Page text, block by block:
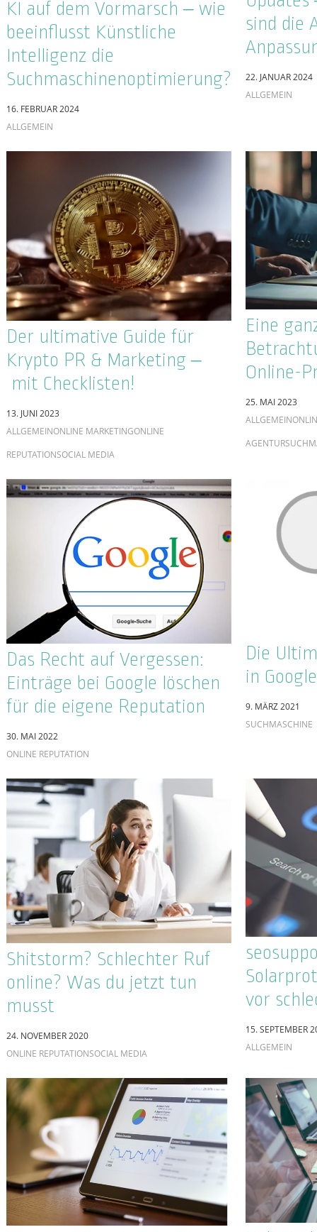
REPUTATION SOCIAL MEDIA
Das Recht auf Vergessen:
Einträge bei Google löschen
für die eigene Reputation
30. MAI 2022
ONLINE REPUTATION
Die
in
9. MÄRZ 2021
SUCHMASCHINE
Shitstorm? Schlechter Ruf
online? Was du jetzt tun
24. NOVEMBER 2020
ONLINE REPUTATIONSOCIAL MEDIA
vor
Was sind Google Penalties
und wie gehe ich damit um?
9. MÄRZ 2020
ALLGEMEIN
20. AUGUST 2019
ONLINE
Wie sich Reputation auf den
Profit eines Unternehmens
auswirkt
14. JUNI 2019
ONLINE MARKETINGONLINE REPUTATION
Längst
mehr:
16. JANUAR 2019
ONLINE